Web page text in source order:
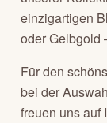
einzigartigen
oder Gelbgold
Für den
bei der
freuen uns auf